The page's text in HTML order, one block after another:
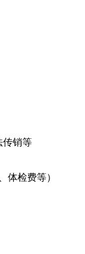
传销等
体检费等）